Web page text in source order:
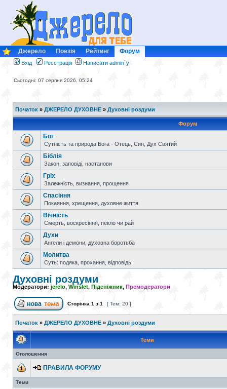
Джерело Поезія Рейтинг Форум
Вхід Реєстрація Написати admin`у
Сьогодні: 07 серпня 2026, 05:24
Початок » ДЖЕРЕЛО ДУХОВНЕ » Духовні роздуми
Форум
Бог
Сутність та природа Бога - Отець, Син, Дух Святий
Біблія
Закон, заповіді, настанови
Гріх
Залежність, визнання, прощення
Спасіння
Покаяння, хрещення, духовне життя
Вічність
Смерть, воскресіння, пекло чи рай
Духи
Ангели і демони, духовна боротьба
Молитва
Суть: подяка, прохання, відповідь
Духовні роздуми
Модератори: jerelo, Winslet, Підсніжник, Премодератори
Сторінка 1 з 1 [ Тем: 20 ]
Початок » ДЖЕРЕЛО ДУХОВНЕ » Духовні роздуми
Теми
Оголошення
ПРАВИЛА ФОРУМУ
Теми